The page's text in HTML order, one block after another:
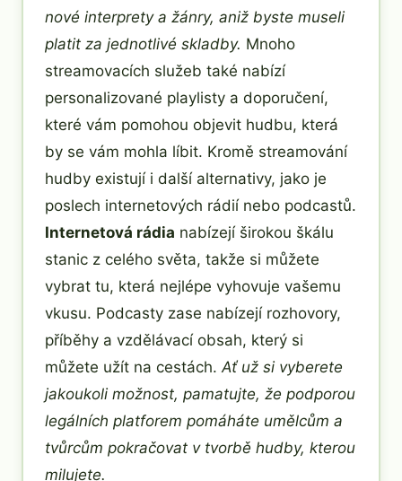
nové interprety a žánry, aniž byste museli
platit za jednotlivé skladby. Mnoho
streamovacích služeb také nabízí
personalizované playlisty a doporučení,
které vám pomohou objevit hudbu, která
by se vám mohla líbit. Kromě streamování
hudby existují i ​​další alternativy, jako je
poslech internetových rádií nebo podcastů.
Internetová rádia nabízejí širokou škálu
stanic z celého světa, takže si můžete
vybrat tu, která nejlépe vyhovuje vašemu
vkusu. Podcasty zase nabízejí rozhovory,
příběhy a vzdělávací obsah, který si
můžete užít na cestách.Ať už si vyberete
jakoukoli možnost, pamatujte, že podporou
legálních platforem pomáháte umělcům a
tvůrcům pokračovat v tvorbě hudby, kterou
milujete.